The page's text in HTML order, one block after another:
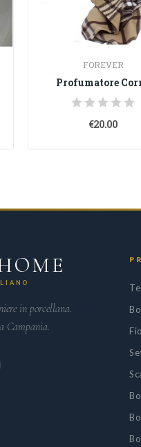
FOREVER
Profumatore
€20.00
in porcellana.
Campania.